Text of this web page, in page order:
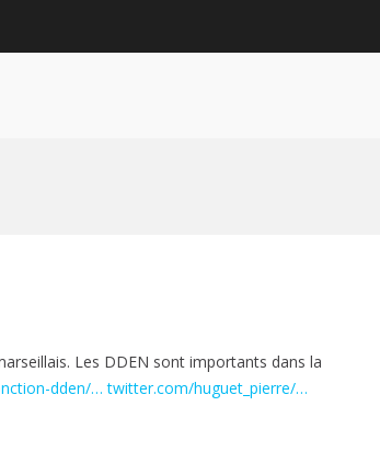
Les DDEN sont importants dans la
dden/… twitter.com/huguet_pierre/…